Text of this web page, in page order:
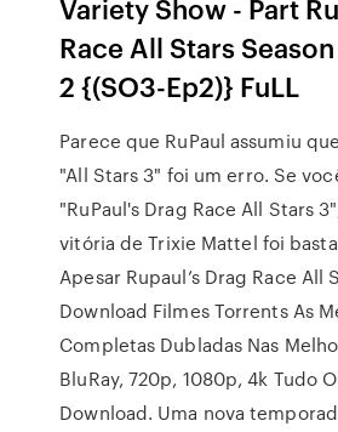
Variety Show - Part
Race All Stars
2 {(SO3-Ep2)} FuLL
Parece que RuPaul assumiu
"All Stars 3" foi um erro. Se
"RuPaul's Drag Race All Stars
vitória de Trixie Mattel foi
Apesar Rupaul’s Drag Race All
Download Filmes Torrents As
Completas Dubladas Nas
BluRay, 720p, 1080p, 4k Tudo
Download. Uma nova